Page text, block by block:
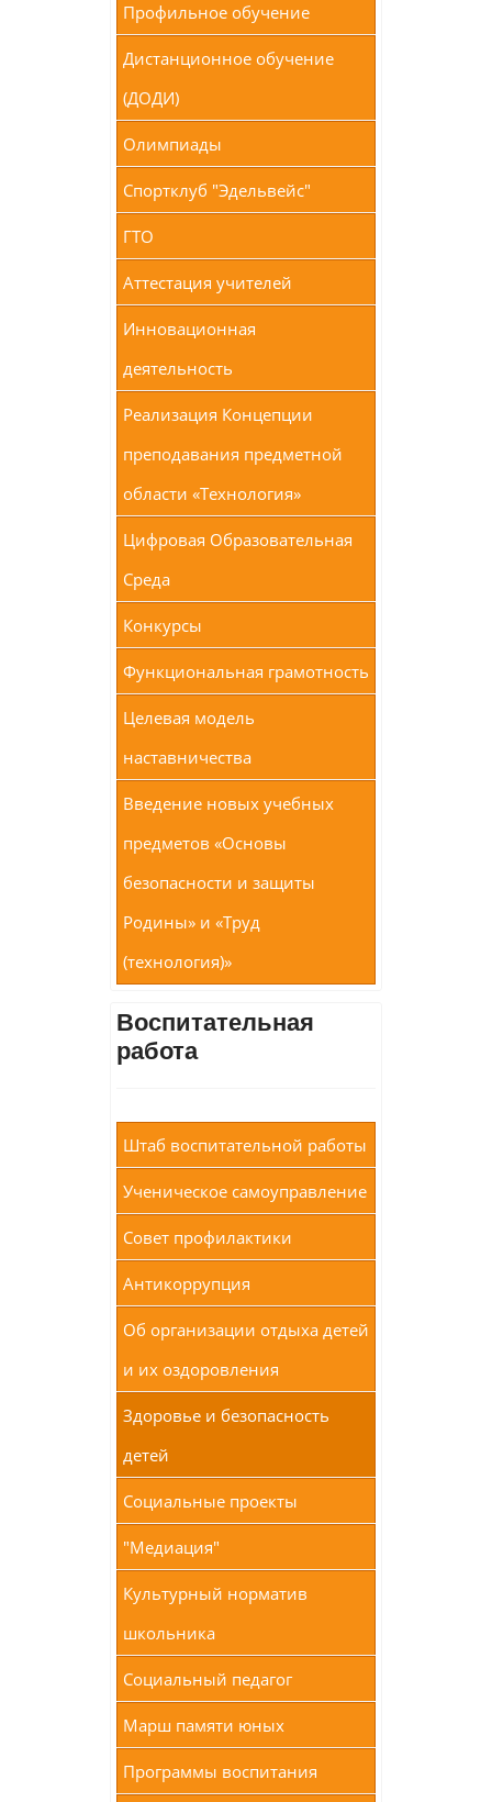
Профильное обучение
Дистанционное обучение
(ДОДИ)
Олимпиады
Спортклуб "Эдельвейс"
ГТО
Аттестация учителей
Инновационная
деятельность
Реализация Концепции
преподавания предметной
области «Технология»
Цифровая Образовательная
Среда
Конкурсы
Функциональная грамотность
Целевая модель
наставничества
Введение новых учебных
предметов «Основы
безопасности и защиты
Родины» и «Труд
(технология)»
Воспитательная
работа
Штаб воспитательной работы
Ученическое самоуправление
Совет профилактики
Антикоррупция
Об организации отдыха детей
и их оздоровления
Здоровье и безопасность
детей
Социальные проекты
"Медиация"
Культурный норматив
школьника
Социальный педагог
Марш памяти юных
Программы воспитания